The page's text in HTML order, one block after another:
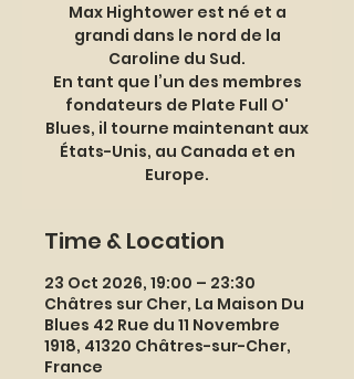
Max Hightower est né et a
grandi dans le nord de la
Caroline du Sud.
En tant que l’un des membres
fondateurs de Plate Full O'
Blues, il tourne maintenant aux
États-Unis, au Canada et en
Europe.
Time & Location
23 Oct 2026, 19:00 – 23:30
Châtres sur Cher, La Maison Du
Blues 42 Rue du 11 Novembre
1918, 41320 Châtres-sur-Cher,
France